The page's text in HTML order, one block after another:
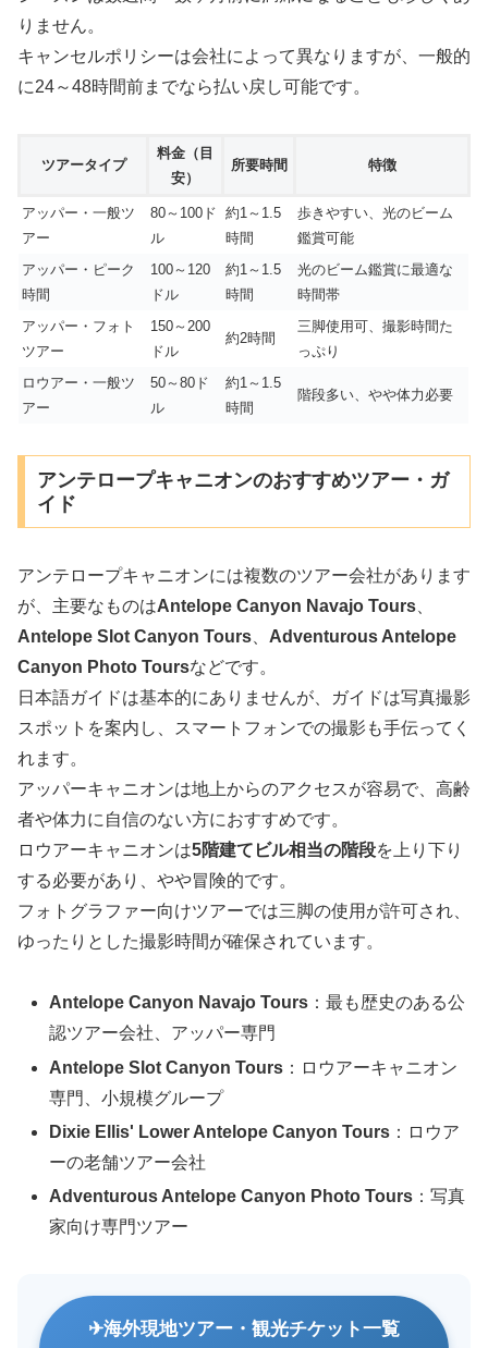
りません。
キャンセルポリシーは会社によって異なりますが、一般的
に24～48時間前までなら払い戻し可能です。
ツアータイプ
料金（目
安）
所要時間 特徴
アッパー・一般ツ
アー
80～100ド
ル
約1～1.5
時間
歩きやすい、光のビーム
鑑賞可能
アッパー・ピーク
時間
100～120
ドル
約1～1.5
時間
光のビーム鑑賞に最適な
時間帯
アッパー・フォト
ツアー
150～200
ドル
約2時間
三脚使用可、撮影時間た
っぷり
ロウアー・一般ツ
アー
50～80ド
ル
約1～1.5
時間
階段多い、やや体力必要
アンテロープキャニオンのおすすめツアー・ガ
イド
アンテロープキャニオンには複数のツアー会社があります
が、主要なものはAntelope Canyon Navajo Tours
Antelope Slot Canyon Tours
Adventurous Antelope
Canyon Photo Toursなどです。
日本語ガイドは基本的にありませんが、ガイドは写真撮影
スポットを案内し、スマートフォンでの撮影も手伝ってく
れます。
アッパーキャニオンは地上からのアクセスが容易で、高齢
者や体力に自信のない方におすすめです。
ロウアーキャニオンは5階建てビル相当の階段を上り下り
する必要があり、やや冒険的です。
フォトグラファー向けツアーでは三脚の使用が許可され、
ゆったりとした撮影時間が確保されています。
Antelope Canyon Navajo Tours ：最も歴史のある公
認ツアー会社、アッパー専門
Antelope Slot Canyon Tours ：ロウアーキャニオン
専門、小規模グループ
Dixie Ellis' Lower Antelope Canyon Tours ：ロウア
ーの老舗ツアー会社
Adventurous Antelope Canyon Photo Tours ：写真
家向け専門ツアー
海外現地ツアー・観光チケット一覧